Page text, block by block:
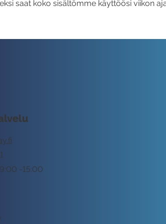
saat koko sisältömme käyttöösi viikon
-15:00